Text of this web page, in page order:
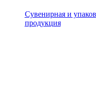
Сувенирная и
продукция